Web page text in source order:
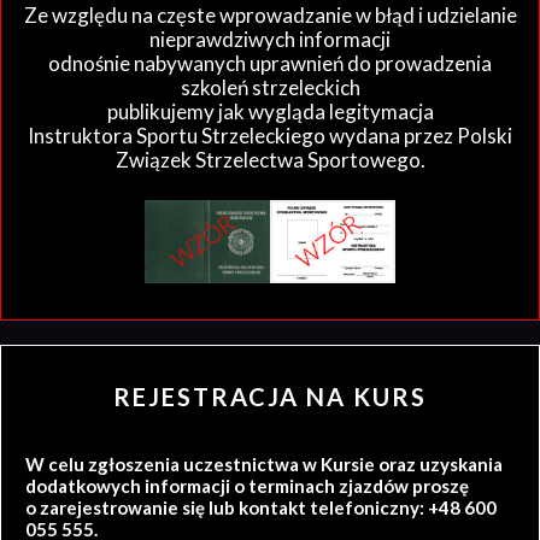
Ze względu na częste wprowadzanie w błąd i udzielanie
nieprawdziwych informacji
odnośnie nabywanych uprawnień do prowadzenia
szkoleń strzeleckich
publikujemy jak wygląda legitymacja
Instruktora Sportu Strzeleckiego wydana przez Polski
Związek Strzelectwa Sportowego.
REJESTRACJA NA KURS
W celu zgłoszenia uczestnictwa w Kursie oraz uzyskania
dodatkowych informacji o terminach zjazdów proszę
o zarejestrowanie się lub kontakt telefoniczny: +48 600
055 555.